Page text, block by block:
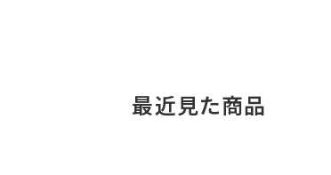
最近見た商品